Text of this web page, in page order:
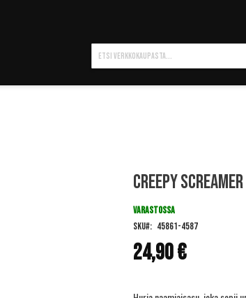
Hae
Creepy Screamer
24,90 €
VARASTOSSA
SKU
45861-4587